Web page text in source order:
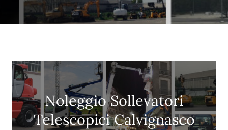
Noleggio Sollevatori
Telescopici Calvignasco